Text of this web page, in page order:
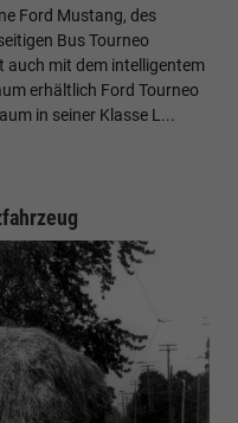
Ford Mustang, des
Bus Tourneo
auch mit dem intelligentem
erhältlich Ford Tourneo
in seiner Klasse L...